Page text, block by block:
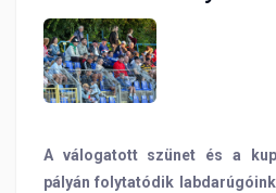
információk
A válogatott szünet és a
pályán folytatódik